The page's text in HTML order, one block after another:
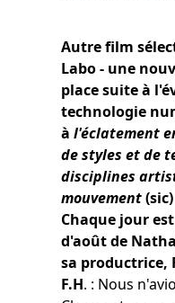
Autre film
Labo - une
place suite à
technologie
à l'éclatement
de styles et de
disciplines
mouvement(sic)
Chaque jour
d'août de
sa productrice,
F.H. : Nous